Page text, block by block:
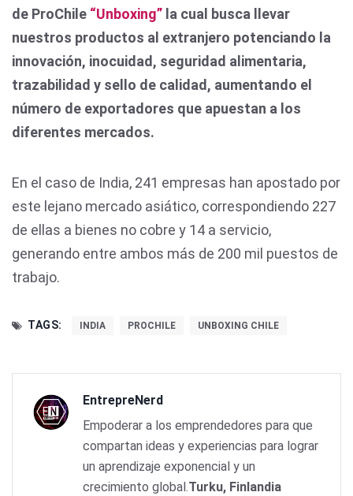
de ProChile “Unboxing” la cual busca llevar
nuestros productos al extranjero potenciando la
innovación, inocuidad, seguridad alimentaria,
trazabilidad y sello de calidad, aumentando el
número de exportadores que apuestan a los
diferentes mercados.
En el caso de India, 241 empresas han apostado por
este lejano mercado asiático, correspondiendo 227
de ellas a bienes no cobre y 14 a servicio,
generando entre ambos más de 200 mil puestos de
trabajo.
TAGS: INDIA PROCHILE UNBOXING CHILE
EntrepreNerd
Empoderar a los emprendedores para que
compartan ideas y experiencias para lograr
un aprendizaje exponencial y un
crecimiento global.Turku, Finlandia